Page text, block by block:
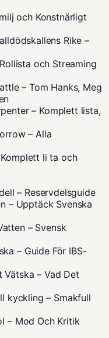
och Konstnärligt
Rike –
och Streaming
– Tom Hanks, Meg
– Komplett lista,
– Alla
li ta och
– Reservdelsguide
– Upptäck Svenska
– Svensk
– Guide För IBS-
– Vad Det
kyckling – Smakfull
– Mod Och Kritik